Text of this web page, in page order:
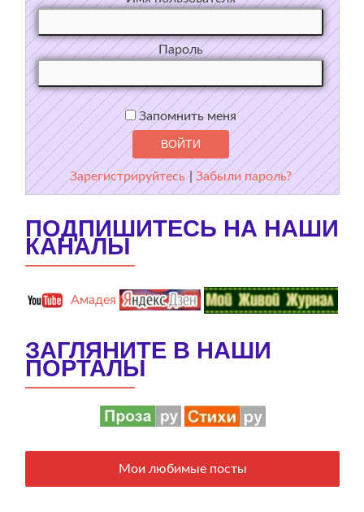
Пароль
Запомнить меня
Зарегистрируйтесь |Забыли пароль?
ПОДПИШИТЕСЬ НА НАШИ
КАНАЛЫ
Амадея
ЗАГЛЯНИТЕ В НАШИ
ПОРТАЛЫ
Мои любимые посты